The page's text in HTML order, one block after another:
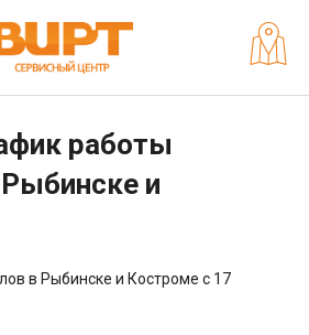
работы
и
в Рыбинске и Костроме с 17